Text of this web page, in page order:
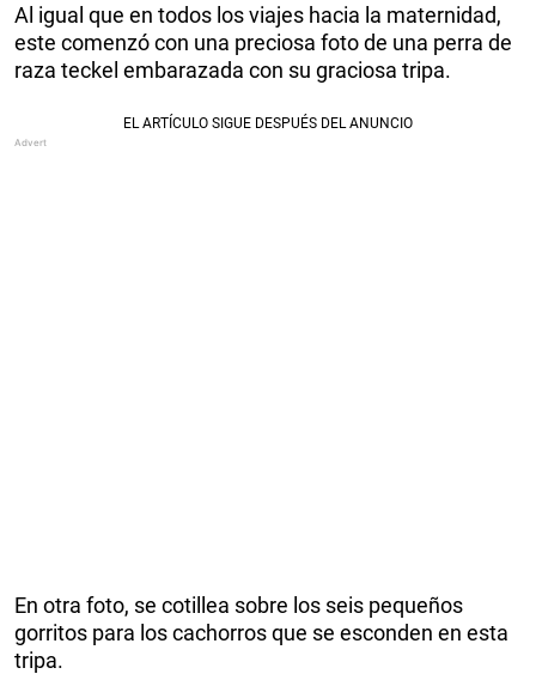
Al igual que en todos los viajes hacia la maternidad,
este comenzó con una preciosa foto de una perra de
raza teckel embarazada con su graciosa tripa.
En otra foto, se cotillea sobre los seis pequeños
gorritos para los cachorros que se esconden en esta
tripa.